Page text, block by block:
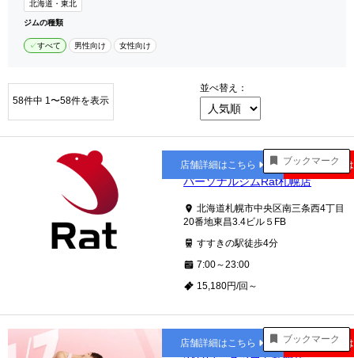
北海道・東北
ジムの種類
すべて 男性向け 女性向け
58件中 1〜58件を表示
並べ替え：
ブックマーク
すすきの
パーソナルジムRat札幌店
北海道札幌市中央区南三条西4丁目
20番地東昌3.4ビル５FB
すすきの駅徒歩4分
7:00～23:00
15,180円/回～
店舗詳細はこちら 公式サイト
ブックマーク
すすきの
店舗詳細はこちら 公式サイト